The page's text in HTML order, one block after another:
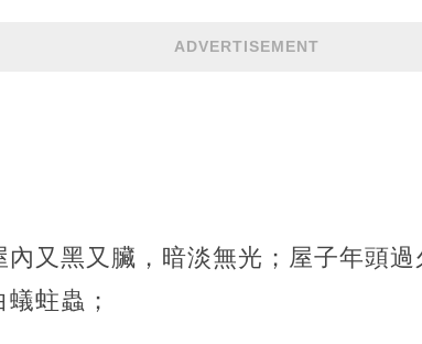
ADVERTISEMENT
又黑又臟，暗淡無光；屋子年頭過
蛀蟲；